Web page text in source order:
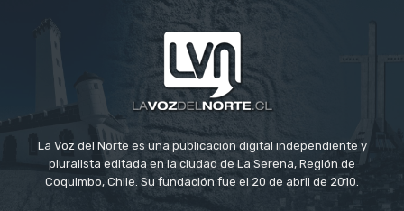
La Voz del Norte es una publicación digital independiente y
pluralista editada en la ciudad de La Serena, Región de
Coquimbo, Chile. Su fundación fue el 20 de abril de 2010.